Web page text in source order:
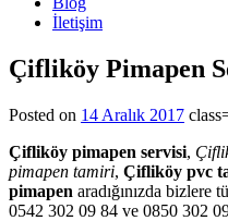
İletişim
Çifliköy Pimapen
Posted on 14 Aralık 2017
Çifliköy pimapen servisi,
pimapen tamiri, Çifliköy pvc
pimapen aradığınızda
0542 302 09 84 ve 0850 302